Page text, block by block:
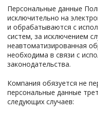
Персональные данные
исключительно на
и обрабатываются с
систем, за исключением
неавтоматизированная
необходима в связи с
законодательства.
Компания обязуется не
персональные данные
следующих случаев: